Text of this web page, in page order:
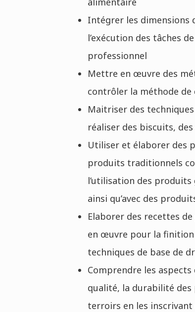
Intégrer les dimensions
l’exécution des tâches
professionnel
Mettre en œuvre des
contrôler la méthode
Maitriser des
réaliser des biscuits,
Utiliser et élaborer des
produits traditionnels
l’utilisation des
ainsi qu’avec des
Elaborer des recettes
en œuvre pour la
techniques de base de
Comprendre les
qualité, la durabilité
terroirs en les